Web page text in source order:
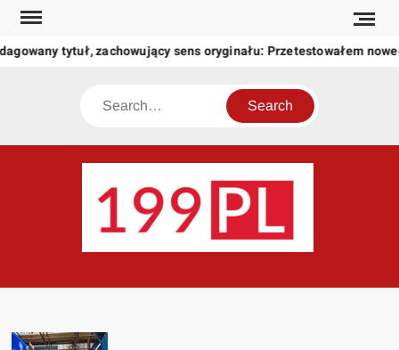
Skip
contenttytuł, zachowujący sens oryginału: Przetestowałem
Search
świat